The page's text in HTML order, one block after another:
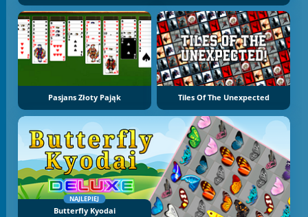
Pasjans Złoty Pająk Tiles Of The Unexpected
NAJLEPIEJ
Butterfly Kyodai